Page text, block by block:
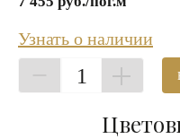
Узнать о наличии
1